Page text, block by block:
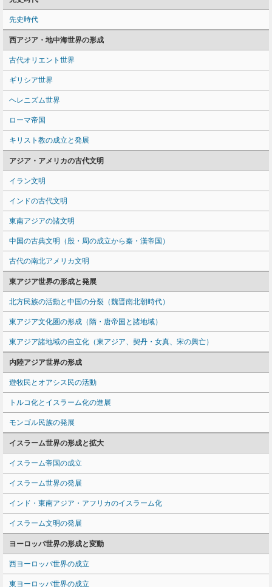
先史時代
西アジア・地中海世界の形成
古代オリエント世界
ギリシア世界
ヘレニズム世界
ローマ帝国
キリスト教の成立と発展
アジア・アメリカの古代文明
イラン文明
インドの古代文明
東南アジアの諸文明
中国の古典文明（殷・周の成立から秦・漢帝国）
古代の南北アメリカ文明
東アジア世界の形成と発展
北方民族の活動と中国の分裂（魏晋南北朝時代）
東アジア文化圏の形成（隋・唐帝国と諸地域）
東アジア諸地域の自立化（東アジア、契丹・女真、宋の興亡）
内陸アジア世界の形成
遊牧民とオアシス民の活動
トルコ化とイスラーム化の進展
モンゴル民族の発展
イスラーム世界の形成と拡大
イスラーム帝国の成立
イスラーム世界の発展
インド・東南アジア・アフリカのイスラーム化
イスラーム文明の発展
ヨーロッパ世界の形成と変動
西ヨーロッパ世界の成立
東ヨーロッパ世界の成立